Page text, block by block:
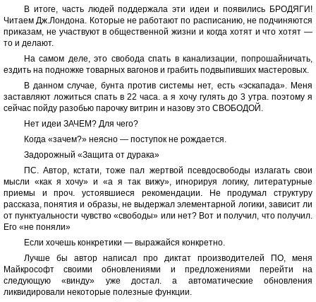
В итоге, часть людей поддержала эти идеи и появились БРОДЯГИ!
Читаем Дж.Лондона. Которые не работают по расписанию, не подчиняются
приказам, не участвуют в общественной жизни и когда хотят и что хотят —
то и делают.
На самом деле, это свобода спать в канализации, попрошайничать,
ездить на подножке товарных вагонов и грабить подвыпивших мастеровых.
В данном случае, бунта против системы нет, есть «эскапада». Меня
заставляют ложиться спать в 22 часа. а я хочу гулять до 3 утра. поэтому я
сейчас пойду разобью парочку витрин и назову это СВОБОДОЙ.
Нет идеи ЗАЧЕМ? Для чего?
Когда «зачем?» неясно — поступок не рождается.
Задорожный «Защита от дурака»
ПС. Автор, кстати, тоже пал жертвой псевдосвободы излагать свои
мысли «как я хочу» и «а я так вижу», игнорируя логику, литературные
приемы и проч. устоявшиеся рекомендации. Не продумал структуру
рассказа, понятия и образы, не выдержал элементарной логики, зависит ли
от пунктуальности чувство «свободы» или нет? Вот и получил, что получил.
Его «не поняли»
Если хочешь конкретики — выражайся конкретно.
Лучше бы автор написал про диктат производителей ПО, меня
Майкрософт своими обновлениями и предложениями перейти на
следующую «винду» уже достал. а автоматические обновления
ликвидировали некоторые полезные функции.